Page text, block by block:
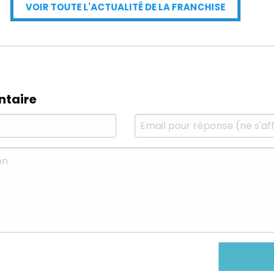
VOIR TOUTE L'ACTUALITÉ DE LA FRANCHISE